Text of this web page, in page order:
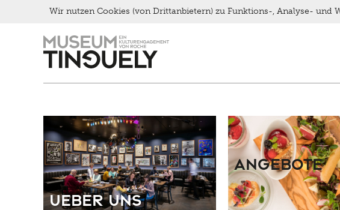
Hauptnavigation
Brunch
Kontakt
Late Thursday Menu
Ueber uns
Angebote
Wir nutzen Cookies (von Drittanbietern) zu Funktions-, Analyse- und